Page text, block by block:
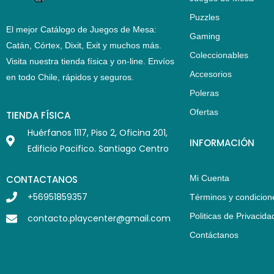
El mejor Catálogo de Juegos de Mesa:
Catán, Córtex, Dixit, Exit y muchos más.
Visita nuestra tienda física y on-line. Envíos
en todo Chile, rápidos y seguros
TIENDA FÍSICA
Huérfanos 1117, Piso 2, Oficina 201,
Edificio Pacifico. Santiago Centro
CONTACTANOS
+56951859357
contacto.playcenter@gmail.com
Puzzles
Gaming
Coleccionables
Accesorios
Poleras
Ofertas
INFORMACIÓN
Mi Cuenta
Términos y
Politicas de
Contáctanos